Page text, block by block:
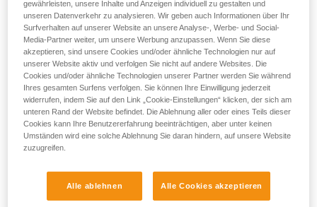
gewährleisten, unsere Inhalte und Anzeigen individuell zu gestalten und
unseren Datenverkehr zu analysieren. Wir geben auch Informationen über Ihr
Surfverhalten auf unserer Website an unsere Analyse-, Werbe- und Social-
Media-Partner weiter, um unsere Werbung anzupassen. Wenn Sie diese
akzeptieren, sind unsere Cookies und/oder ähnliche Technologien nur auf
unserer Website aktiv und verfolgen Sie nicht auf andere Websites. Die
Cookies und/oder ähnliche Technologien unserer Partner werden Sie während
Ihres gesamten Surfens verfolgen. Sie können Ihre Einwilligung jederzeit
widerrufen, indem Sie auf den Link „Cookie-Einstellungen“ klicken, der sich am
unteren Rand der Website befindet. Die Ablehnung aller oder eines Teils dieser
Cookies kann Ihre Benutzererfahrung beeinträchtigen, aber unter keinen
Umständen wird eine solche Ablehnung Sie daran hindern, auf unsere Website
zuzugreifen.
Alle ablehnen Alle Cookies akzeptieren